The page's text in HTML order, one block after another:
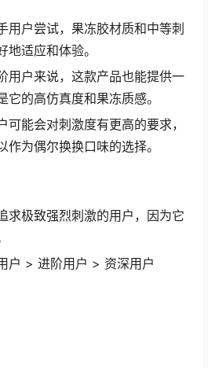
用户尝试，果冻胶材质和中等刺
适应和体验。
用户来说，这款产品也能提供一
它的高仿真度和果冻质感。
可能会对刺激度有更高的要求，
作为偶尔换换口味的选择。
求极致强烈刺激的用户，因为它
户 > 进阶用户 > 资深用户